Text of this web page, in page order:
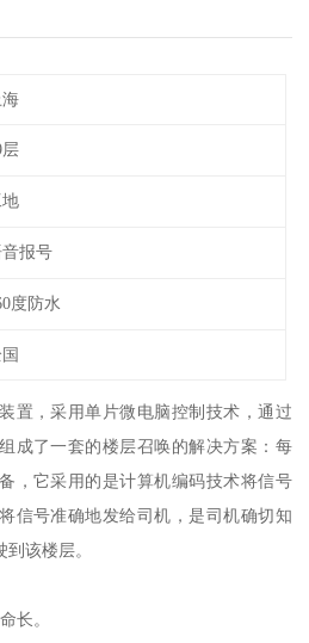
海
层
报号
度防水
置，采用单片微电脑控制技术，通过
成了一套的楼层召唤的解决方案：每
，它采用的是计算机编码技术将信号
信号准确地发给司机，是司机确切知
该楼层。
长。